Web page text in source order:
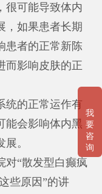
可能导致体内
，如果患者长期
患者的正常新陈
而影响皮肤的正
的正常运作有
能会影响体内黑
。
“散发型白癫疯
些原因”的讲
我
要
咨
询